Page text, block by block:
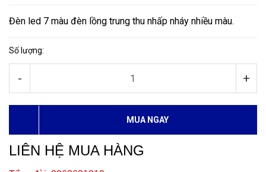
Đèn led 7 màu đèn lồng trung thu nhấp nháy nhiều màu.
Số lượng:
- +
MUA NGAY
LIÊN HỆ MUA HÀNG